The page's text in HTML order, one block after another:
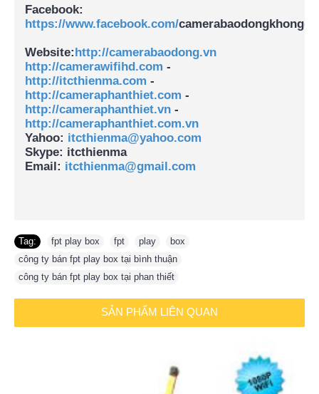
Facebook:
https://www.facebook.com/
Website:http://camerabaodong.vn
http://camerawifihd.com -
http://itcthienma.com -
http://cameraphanthiet.com -
http://cameraphanthiet.vn -
http://cameraphanthiet.com.vn
Yahoo: itcthienma@yahoo.com
Skype: itcthienma
Email: itcthienma@gmail.com
Tag: fpt play box fpt play box
công ty bán fpt play box tại bình thuận
công ty bán fpt play box tại phan thiết
SẢN PHẨM LIÊN QUAN